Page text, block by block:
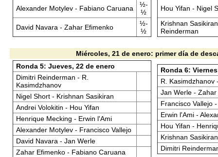
Alexander Motylev - Fabiano Caruana
½-
½
David Navara - Zahar Efimenko
½-
½
Hou Yifan - Nigel
Krishnan
Reinderman
Miércoles, 21 de enero: primer día de
Ronda 5: Jueves, 22 de enero
Dimitri Reinderman - R.
Kasimdzhanov
Nigel Short - Krishnan Sasikiran
Andrei Volokitin - Hou Yifan
Henrique Mecking - Erwin l'Ami
Alexander Motylev - Francisco Vallejo
David Navara - Jan Werle
Zahar Efimenko - Fabiano Caruana
Ronda 6:
R. Kasimdzhanov
Jan Werle -
Francisco Vallejo
Erwin l'Ami -
Hou Yifan -
Krishnan
Dimitri